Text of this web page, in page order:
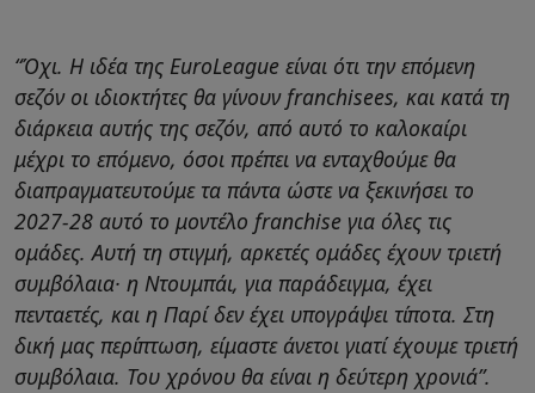
“Όχι. Η ιδέα της EuroLeague είναι ότι την επόμενη
σεζόν οι ιδιοκτήτες θα γίνουν franchisees, και κατά τη
διάρκεια αυτής της σεζόν, από αυτό το καλοκαίρι
μέχρι το επόμενο, όσοι πρέπει να ενταχθούμε θα
διαπραγματευτούμε τα πάντα ώστε να ξεκινήσει το
2027-28 αυτό το μοντέλο franchise για όλες τις
ομάδες. Αυτή τη στιγμή, αρκετές ομάδες έχουν τριετή
συμβόλαια· η Ντουμπάι, για παράδειγμα, έχει
πενταετές, και η Παρί δεν έχει υπογράψει τίποτα. Στη
δική μας περίπτωση, είμαστε άνετοι γιατί έχουμε τριετή
συμβόλαια. Του χρόνου θα είναι η δεύτερη χρονιά”.